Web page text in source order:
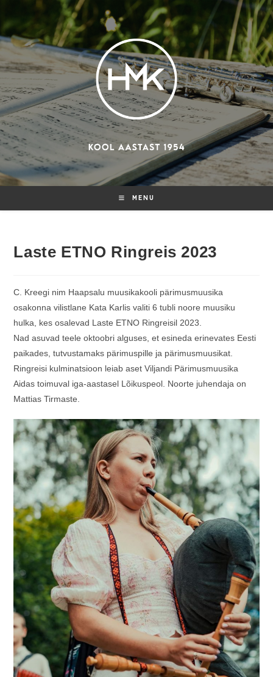
to
content
MENU
Laste ETNO Ringreis 2023
C. Kreegi nim Haapsalu muusikakooli pärimusmuusika
osakonna vilistlane Kata Karlis valiti 6 tubli noore muusiku
hulka, kes osalevad Laste ETNO Ringreisil 2023.
Nad asuvad teele oktoobri alguses, et esineda erinevates Eesti
paikades, tutvustamaks pärimuspille ja pärimusmuusikat.
Ringreisi kulminatsioon leiab aset Viljandi Pärimusmuusika
Aidas toimuval iga-aastasel Lõikuspeol. Noorte juhendaja on
Mattias Tirmaste.